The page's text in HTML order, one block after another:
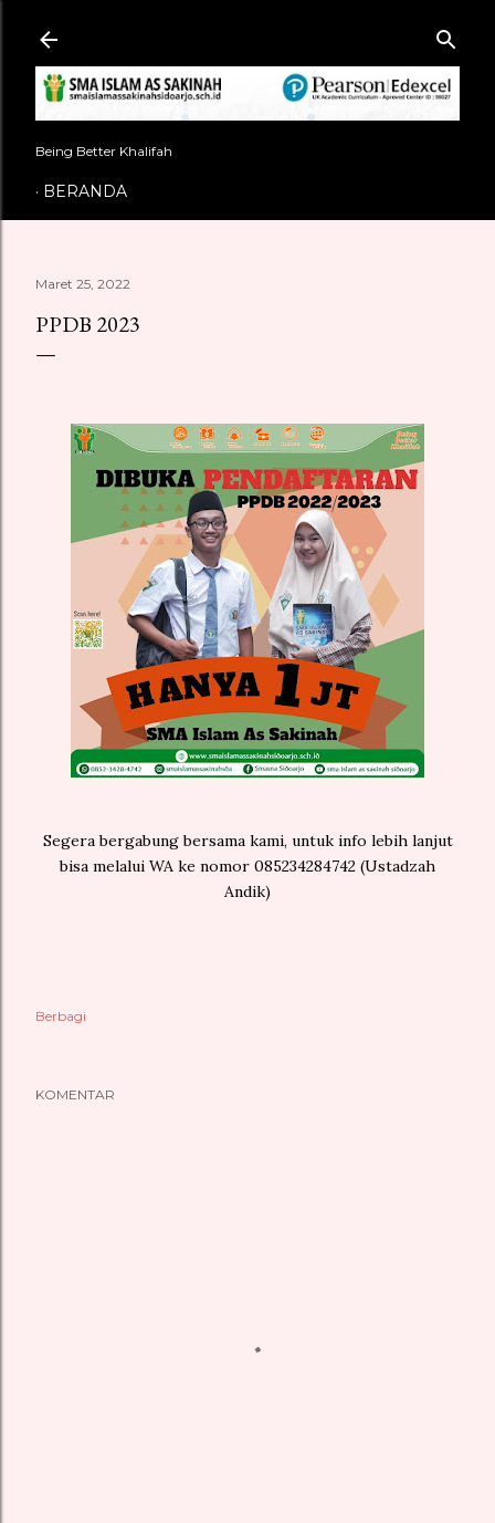
Being Better Khalifah
BERANDA
Maret 25, 2022
PPDB 2023
Segera bergabung bersama kami, untuk info lebih lanjut
bisa melalui WA ke nomor 085234284742 (Ustadzah
Andik)
Berbagi
KOMENTAR